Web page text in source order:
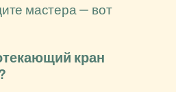
мастера — вот
кран